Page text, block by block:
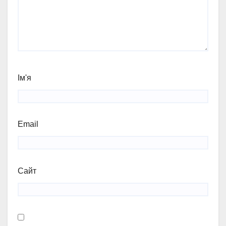
Ім'я
Email
Сайт